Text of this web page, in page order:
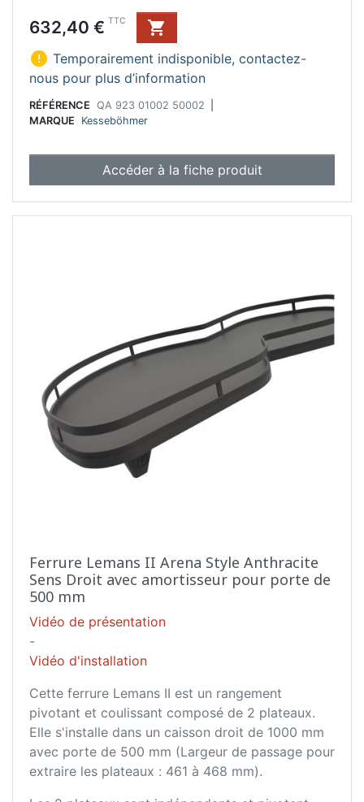
Prix
632,40 € TTC

 Temporairement indisponible, contactez-
nous pour plus d’information
RÉFÉRENCE QA 923 01002 50002
MARQUE
Kesseböhmer
Accéder à la fiche produit
Ferrure Lemans II Arena Style Anthracite
Sens Droit avec amortisseur pour porte de
500 mm
Vidéo de présentation
-
Vidéo d'installation
Cette ferrure Lemans II est un rangement
pivotant et coulissant composé de 2 plateaux.
Elle s'installe dans un caisson droit de 1000 mm
avec porte de 500 mm (Largeur de passage pour
extraire les plateaux : 461 à 468 mm).